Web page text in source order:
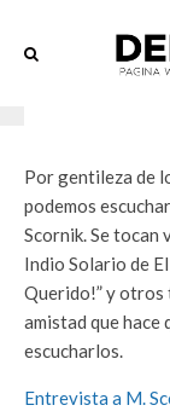
Por gentileza de
podemos
Scornik. Se tocan
Indio Solario de
Querido!” y otros
amistad que hace
escucharlos.
Entrevista a M.